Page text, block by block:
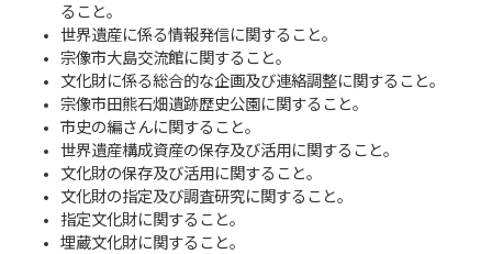
ること。
世界遺産に係る情報発信に関すること。
宗像市大島交流館に関すること。
文化財に係る総合的な企画及び連絡調整に関すること。
宗像市田熊石畑遺跡歴史公園に関すること。
市史の編さんに関すること。
世界遺産構成資産の保存及び活用に関すること。
文化財の保存及び活用に関すること。
文化財の指定及び調査研究に関すること。
指定文化財に関すること。
埋蔵文化財に関すること。